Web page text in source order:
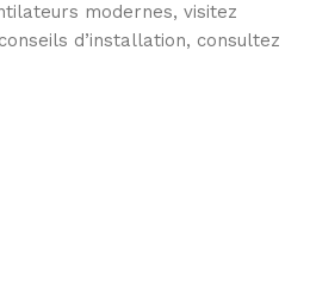
modernes, visitez
d’installation, consultez